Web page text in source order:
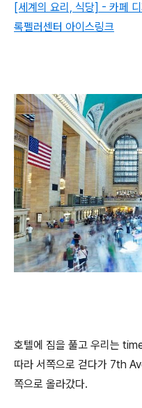
[세계의 요리, 식당] - 카페
록펠러센터 아이스링크
호텔에 짐을 풀고 우리는
따라 서쪽으로 걷다가 7th
쪽으로 올라갔다.